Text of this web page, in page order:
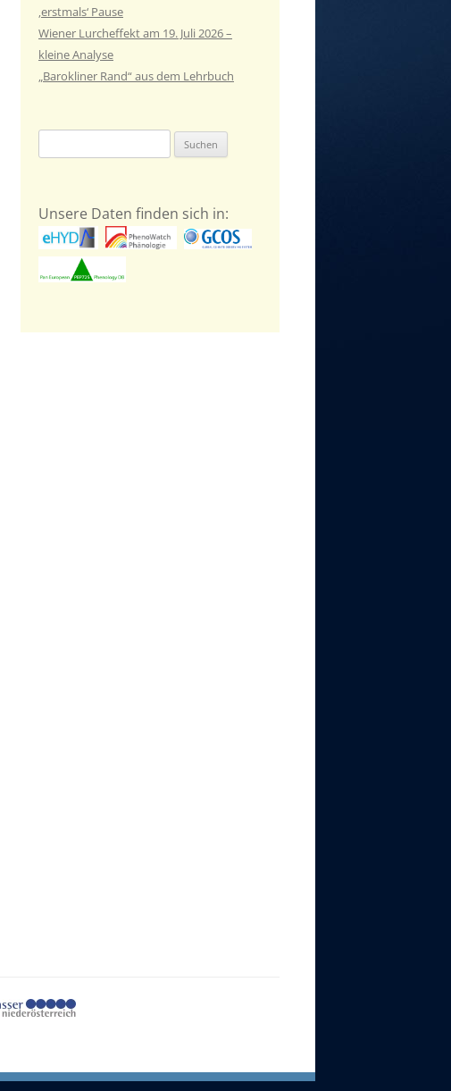
‚erstmals‘ Pause
Wiener Lurcheffekt am 19. Juli 2026 –
kleine Analyse
„Barokliner Rand“ aus dem Lehrbuch
nach:
Unsere Daten finden sich in: